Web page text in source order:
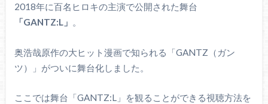
2018年に百名ヒロキの主演で公開された舞台
「GANTZ:L」 。
奥浩哉原作の大ヒット漫画で知られる「GANTZ（ガン
ツ）」がついに舞台化しました。
ここでは舞台「GANTZ:L」を観ることができる視聴方法を